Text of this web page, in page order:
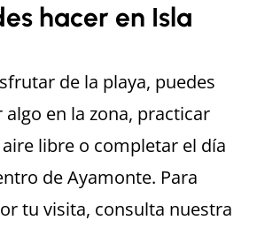
hacer en Isla
de la playa, puedes
en la zona, practicar
libre o completar el día
de Ayamonte. Para
tu visita, consulta nuestra